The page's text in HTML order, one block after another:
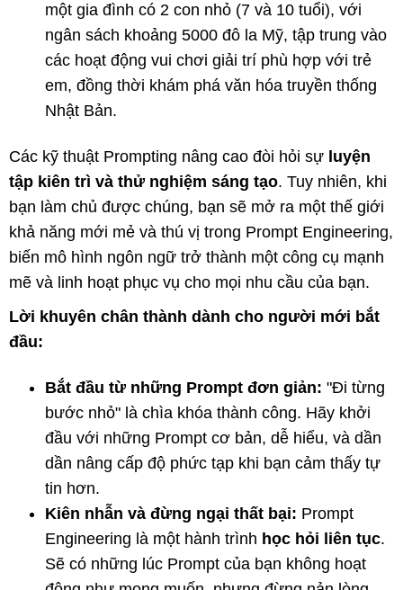
một gia đình có 2 con nhỏ (7 và 10 tuổi), với
ngân sách khoảng 5000 đô la Mỹ, tập trung vào
các hoạt động vui chơi giải trí phù hợp với trẻ
em, đồng thời khám phá văn hóa truyền thống
Nhật Bản.
Các kỹ thuật Prompting nâng cao đòi hỏi sự luyện
tập kiên trì và thử nghiệm sáng tạo. Tuy nhiên, khi
bạn làm chủ được chúng, bạn sẽ mở ra một thế giới
khả năng mới mẻ và thú vị trong Prompt Engineering,
biến mô hình ngôn ngữ trở thành một công cụ mạnh
mẽ và linh hoạt phục vụ cho mọi nhu cầu của bạn.
Lời khuyên chân thành dành cho người mới bắt
đầu:
Bắt đầu từ những Prompt đơn giản: "Đi từng
bước nhỏ" là chìa khóa thành công. Hãy khởi
đầu với những Prompt cơ bản, dễ hiểu, và dần
dần nâng cấp độ phức tạp khi bạn cảm thấy tự
tin hơn.
Kiên nhẫn và đừng ngại thất bại: Prompt
Engineering là một hành trình học hỏi liên tục.
Sẽ có những lúc Prompt của bạn không hoạt